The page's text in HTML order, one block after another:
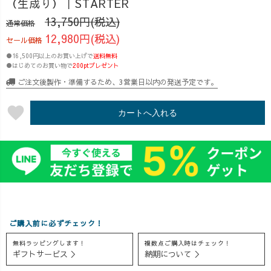
エルパンツ それ
ぞれシルエット
の異なる定番パ
ながら、 パンツ
の靴との組み合
わせをご紹介し
ました◎ 「この
な靴が合う？」
「スニーカーと
サンダルでは印
象がどう変わ
がら、 足元によ
るコーディネー
トの違いや、 バ
ランスよく見せ
あえて染色をし
ていない〈生成
りカラー〉。
ットンそのまま
の色味で、
UZUiROのもの
づくりや素材の
気持ちよさを、
やすい価格でお
届けしていま
す。 ふわっと
軽くて、 肌がよ
ちゃんと素敵に
見える。 愛知
でつくる、毎日
今回ご紹介した
アイテムはこち
プワークパンツ
・ゆったりガー
ゼTシャツ ・シ
ョートガーゼTシ
ーゼTシャツ 着
心地の良さや着
回しやすさはも
（生成り）｜STARTER
通常価格 13,750円(税込)
セール価格 12,980円(税込)
●16,500円以上のお買い上げで送料無料
●はじめてのお買い物で200ptプレゼント
ご注文後製作・準備するため、3営業日以内の発送予定です。
favorite カートへ入れる
ご購入前に必ずチェック！
無料ラッピングします！
ギフトサービス ＞
複数点ご購入時はチェック！
納期について ＞